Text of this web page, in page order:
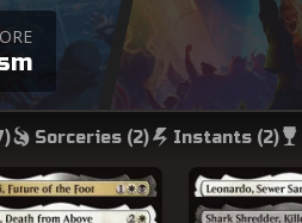
) Sorceries (2) Instants (2)